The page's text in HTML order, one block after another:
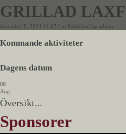
GRILLAD
december 8, 2024 11:07 f m Published by admin
Kommande aktiviteter
Dagens datum
06
Aug
Översikt...
Sponsorer